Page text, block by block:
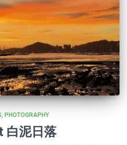
PHOTOGRAPHY
白泥日落